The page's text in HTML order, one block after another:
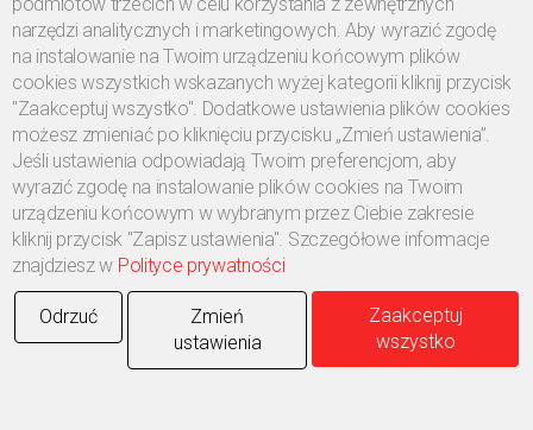
narzędzi analitycznych i marketingowych. Aby wyrazić zgodę
na instalowanie na Twoim urządzeniu końcowym plików
cookies wszystkich wskazanych wyżej kategorii kliknij przycisk
"Zaakceptuj wszystko". Dodatkowe ustawienia plików cookies
możesz zmieniać po kliknięciu przycisku „Zmień ustawienia”.
Jeśli ustawienia odpowiadają Twoim preferencjom, aby
wyrazić zgodę na instalowanie plików cookies na Twoim
urządzeniu końcowym w wybranym przez Ciebie zakresie
kliknij przycisk "Zapisz ustawienia". Szczegółowe informacje
znajdziesz w Polityce prywatności
Odrzuć
Zmień
ustawienia
Zaakceptuj
wszystko
--pomiar dawki pilotażowej VE 1
--test rozpylania końcówki VE 2